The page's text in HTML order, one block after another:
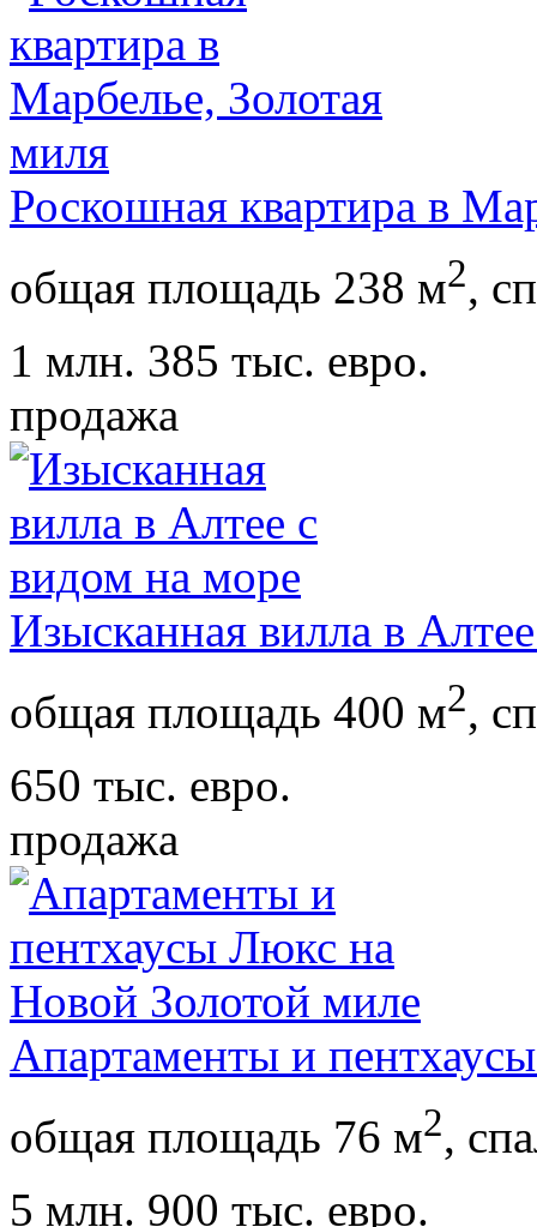
Роскошная квартира в
общая площадь 238 м2,
1 млн. 385 тыс. евро.
продажа
Изысканная вилла в
общая площадь 400 м2,
650 тыс. евро.
продажа
Апартаменты и
общая площадь 76 м2,
5 млн. 900 тыс. евро.